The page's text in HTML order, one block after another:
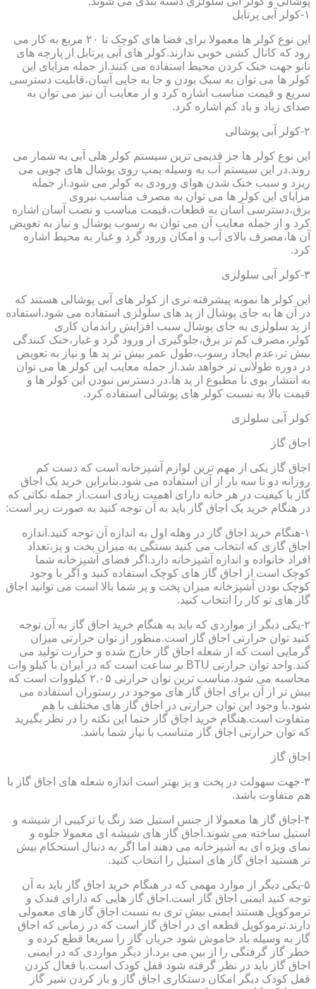
۱-کولر آبی پرتابل
این نوع کولر ها معمولا برای فضا های کوچک تا ۲۰ مربع به کار می
رود که کانال کشی خوبی ندارند.کولر های آبی پرتابل از پارچه های
نانو جهت خنک کردن محیط استفاده می کنند.از جمله مزایای این
کولر ها می توان به سبک بودن و جا به جایی آسان،قابلیت دسترسی
سریع و قیمت مناسب اشاره کرد و از معایب آن نیز می توان به
صدای زیاد و باد کم اشاره کرد.
۲-کولر آبی پوشالی
این نوع کولر ها جز قدیمی ترین سیستم کولر هلی آبی به شمار می
روند.در این سیستم آب به وسیله پمپ روی پوشال های چوبی می
ریزد و سبب خنک شدن هوای ورودی به کولر می شود.از جمله
مزایای این کولر ها می توان به مصرف مناسب نیروی
برق،دسترسی آسان به قطعات،قیمت مناسب و نصب آسان اشاره
کرد و از جمله معایب آن می توان به رسوب پوشال و نیاز به تعویض
آن ها،مصرف بالای آب و امکان ورود گرد و غبار به محیط اشاره
کرد.
۳-کولر آبی سلولزی
این کولر ها نمونه پیشرفته تری از کولر های آبی پوشالی هستند که
در آن ها به جای پوشال از پد های سلولزی استفاده می شود.استفاده
از پد سلولزی به جای پوشال سبب افزایش راندمان کاری
کولر،مصرف کم تر برق،جلوگیری از ورود گرد و غبار،خنک کنندگی
بیش تر،عدم ایجاد رسوب،طول عمر بیش تر پد ها و نیاز به تعویض
در دوره طولانی تر خواهد شد.از جمله معایب این کولر ها می توان
به انتشار بوی نا مطبوع از پد ها،در دسترس نبودن این کولر ها و
قیمت بالا به نسبت کولر های پوشالی استفاده کرد.
کولر آبی سلولزی
اجاق گاز
اجاق گاز یکی از مهم ترین لوازم آشپزخانه است که دست کم
روزانه دو تا سه بار از آن استفاده می شود.بنابراین خرید یک اجاق
گاز با کیفیت در هر خانه دارای اهمیت زیادی است.از جمله نکاتی که
در هنگام خرید یک اجاق گاز باید به آن توجه کنید به صورت زیر است:
۱-هنگام خرید اجاق گاز در وهله اول به اندازه آن توجه کنید.اندازه
اجاق گازی که انتخاب می کنید بستگی به میزان پخت و پز،تعداد
افراد خانواده و اندازه آشپزخانه دارد.اگر فضای آشپزخانه شما
کوچک است از اجاق گاز های کوچک استفاده کنید و اگر با وجود
کوچک بودن آشپزخانه میزان پخت و پز شما بالا است می توانید اجاق
گاز های تو کار را انتخاب کنید.
۲-یکی دیگر از مواردی که باید به هنگام خرید اجاق گاز به آن توجه
کنید توان حرارتی اجاق گاز است.منظور از توان حرارتی میزان
گرمایی است که از شعله اجاق گاز خارج شده و حرارت تولید می
کند.واحد توان حرارتی BTU بر ساعت است که در ایران با کیلو وات
محاسبه می شود.مناسب ترین توان حرارتی ۲.۰۵ کیلووات است که
بیش تر از آن برای اجاق گاز های موجود در رستوران استفاده می
شود.با وجود این توان حرارتی در اجاق گاز های مختلف با هم
متفاوت است.هنگام خرید اجاق گاز حتما این نکته را در نظر بگیرید
که توان حرارتی اجاق گاز متناسب با نیاز شما باشد.
اجاق گاز
۳-جهت سهولت در پخت و پز بهتر است اندازه شعله های اجاق گاز با
هم متفاوت باشد.
۴-اجاق گاز ها معمولا از جنس استیل ضد زنگ یا ترکیبی از شیشه و
استیل ساخته می شوند.اجاق گاز های شیشه ای معمولا جلوه و
نمای ویژه ای به آشپزخانه می دهند اما اگر به دنبال استحکام بیش
تر هستید اجاق گاز های استیل را انتخاب کنید.
۵-یکی دیگر از موارد مهمی که در هنگام خرید اجاق گاز باید به آن
توجه کنید ایمنی اجاق گاز است.اجاق گاز هایی که دارای فندک و
ترموکوپل هستند ایمنی بیش تری به نسبت اجاق گاز های معمولی
دارند.ترموکوپل قطعه ای در اجاق گاز است که در زمانی که اجاق
گاز به وسیله باد خاموش شود جریان گاز را سریعا قطع کرده و
خطر گاز گرفتگی را از بین می برد.از دیگر مواردی که در ایمنی
اجاق گاز باید در نظر گرفته شود قفل کودک است.با فعال کردن
قفل کودک دیگر امکان دستکاری اجاق گاز و باز کردن شیر گاز